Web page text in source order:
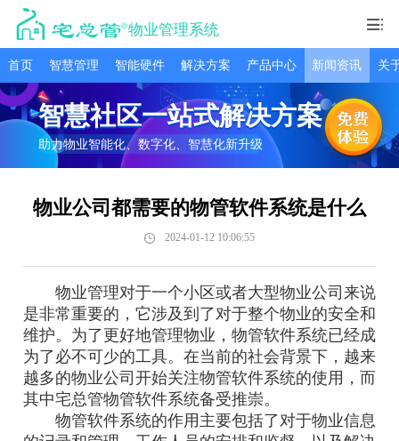
物业管理系统
首页 智慧管理 智能硬件 解决方案 产品中心 新闻资讯 关
智慧社区一站式解决方案
助力物业智能化、数字化、智慧化新升级
物业公司都需要的物管软件系统是什么
2024-01-12 10:06:55
物业管理对于一个小区或者大型物业公司来说
是非常重要的，它涉及到了对于整个物业的安全和
维护。为了更好地管理物业，物管软件系统已经成
为了必不可少的工具。在当前的社会背景下，越来
越多的物业公司开始关注物管软件系统的使用，而
其中宅总管物管软件系统备受推崇。
物管软件系统的作用主要包括了对于物业信息